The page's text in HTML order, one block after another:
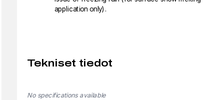
application only).
Tekniset tiedot
No specifications available